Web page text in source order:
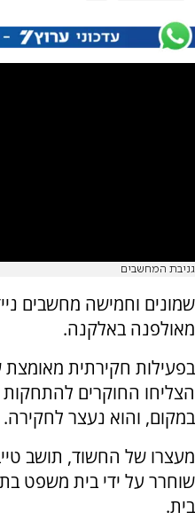
גניבת המחשבים
שמונים וחמישה מחשבים
מאולפנה באלקנה.
בפעילות חקירתית
הצליחו החוקרים
במקום, והוא נעצר לחקירה.
שוחרר על ידי בית משפט
בית.